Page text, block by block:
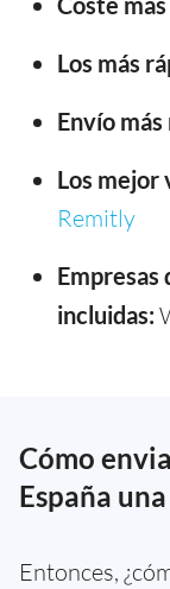
Los más
Envío
Los mejor
Remitly
incluidas:
Cómo
España
Entonces,